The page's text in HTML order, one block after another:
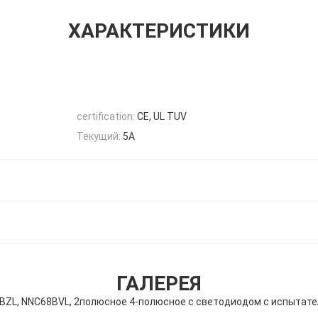
ХАРАКТЕРИСТИКИ
certification: CE, UL TUV
Текущий: 5А
ГАЛЕРЕЯ
NNC68BVL, 2полюсное 4-полюсное с светодиодом с